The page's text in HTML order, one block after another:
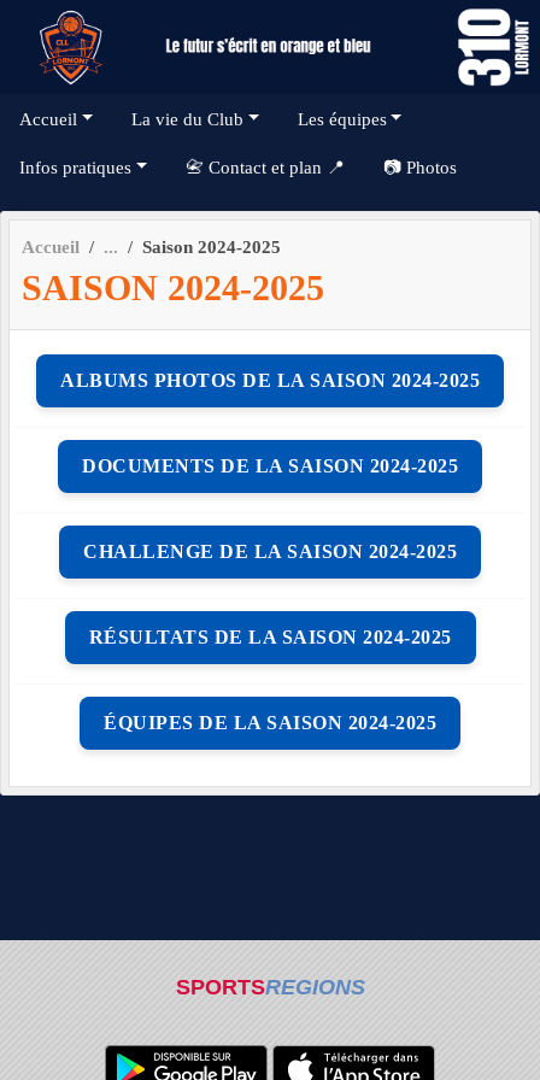
Accueil La vie du Club Les équipes
Infos pratiques 📇 Contact et plan 📍 📷 Photos
Accueil Saison 2024-2025
SAISON 2024-2025
ALBUMS PHOTOS DE LA SAISON 2024-2025
DOCUMENTS DE LA SAISON 2024-2025
CHALLENGE DE LA SAISON 2024-2025
RÉSULTATS DE LA SAISON 2024-2025
ÉQUIPES DE LA SAISON 2024-2025
SPORTSREGIONS
Panneau de gestion des cookies